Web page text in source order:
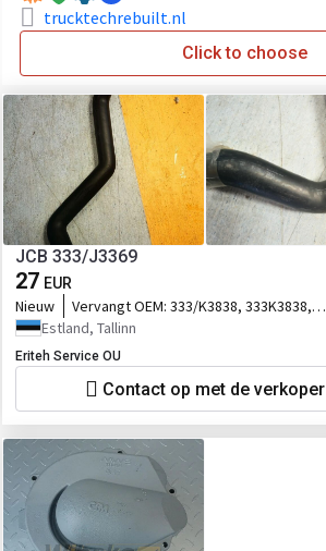
trucktechrebuilt.nl
Click to choose
JCB 333/J3369
27 EUR
Nieuw Vervangt OEM: 333/K3838, 333K3838,
333/J3369, 333J3369, 402/F2824,
Estland, Tallinn
Eriteh Service OU
Contact op met de verkoper